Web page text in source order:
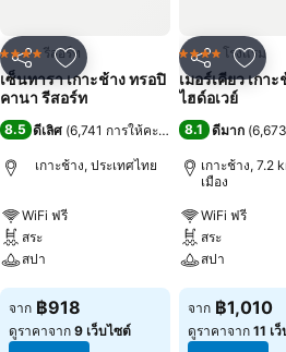
แชร์ เพิ่มในรายการโปรด
4 ดาว รีสอร์ท
เซ็นทารา เกาะช้าง ทรอปิ
คานา รีสอร์ท
8.5 ดีเลิศ (6,741 การให้คะแนน )
เกาะช้าง, ประเทศไทย
WiFi ฟรี
สระ
สปา
ดูราคา
จาก ฿918
ดูราคาจาก 9 เว็บไซต์
แชร์ เพิ่มใ
4 ดาว โรงแรม
เมอร์เคียว เกาะ
ไฮด์อเวย์
8.1 ดีมาก (
เกาะช้าง, 7.2
เมือง
WiFi ฟรี
สระ
สปา
ดูราคา
จาก ฿1,010
ดูราคาจาก 11 เ